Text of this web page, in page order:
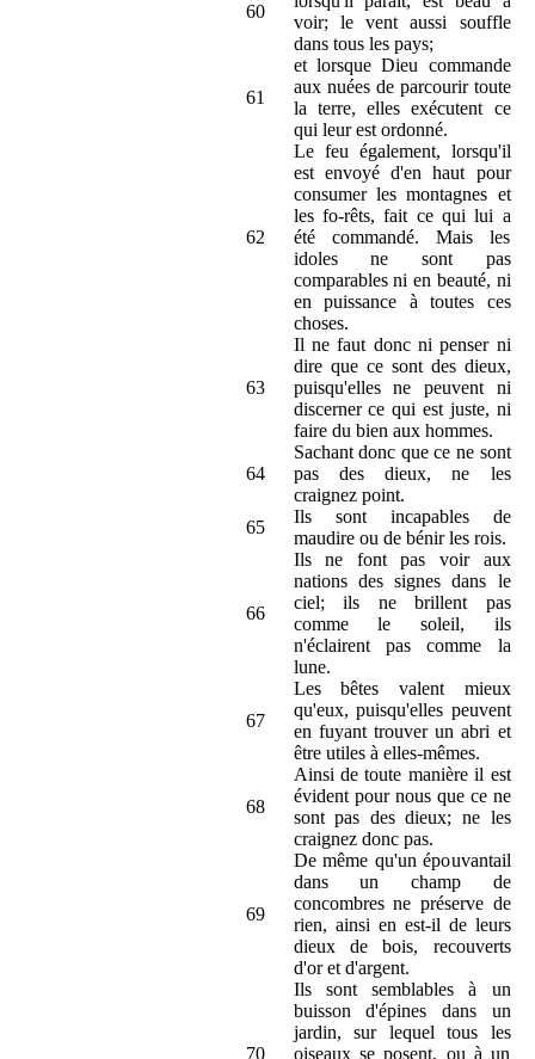
60
voir; le vent aussi souffle
dans tous les pays;
61
et lorsque Dieu commande
aux nuées de parcourir toute
la terre, elles exécutent ce
qui leur est ordonné.
62
Le feu également, lorsqu'il
est envoyé d'en haut pour
consumer les montagnes et
les fo-rêts, fait ce qui lui a
été commandé. Mais les
idoles ne sont pas
comparables ni en beauté, ni
en puissance à toutes ces
choses.
63
Il ne faut donc ni penser ni
dire que ce sont des dieux,
puisqu'elles ne peuvent ni
discerner ce qui est juste, ni
faire du bien aux hommes.
64
Sachant donc que ce ne sont
pas des dieux, ne les
craignez point.
65
Ils sont incapables de
maudire ou de bénir les rois.
66
Ils ne font pas voir aux
nations des signes dans le
ciel; ils ne brillent pas
comme le soleil, ils
n'éclairent pas comme la
lune.
67
Les bêtes valent mieux
qu'eux, puisqu'elles peuvent
en fuyant trouver un abri et
être utiles à elles-mêmes.
68
Ainsi de toute manière il est
évident pour nous que ce ne
sont pas des dieux; ne les
craignez donc pas.
69
De même qu'un épouvantail
dans un champ de
concombres ne préserve de
rien, ainsi en est-il de leurs
dieux de bois, recouverts
d'or et d'argent.
70
Ils sont semblables à un
buisson d'épines dans un
jardin, sur lequel tous les
oiseaux se posent, ou à un